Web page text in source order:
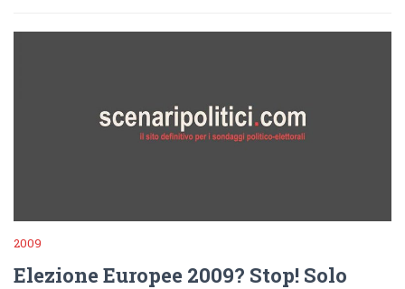
2009
Elezione Europee 2009? Stop! Solo